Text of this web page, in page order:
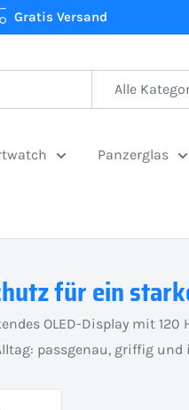
Gratis Versand
Alle
Panzerglas
für ein
OLED-Display mit
passgenau, griffig und